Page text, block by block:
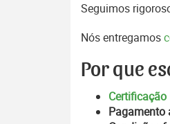
Seguimos
Nós entregamos
Por que
Certificação
Pagamento